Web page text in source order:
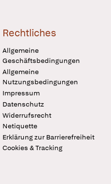
Rechtliches
Allgemeine
Geschäftsbedingungen
Allgemeine
Nutzungsbedingungen
Impressum
Datenschutz
Widerrufsrecht
Netiquette
Erklärung zur Barrierefreiheit
Cookies & Tracking